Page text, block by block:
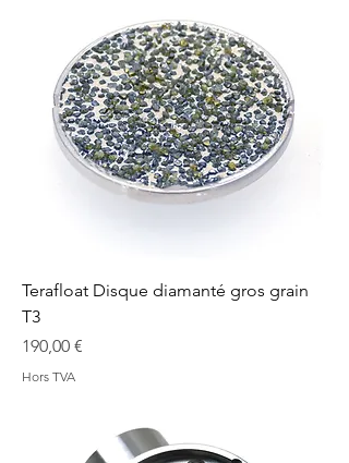
Terafloat Disque diamanté gros grain
T3
Prix
190,00 €
Hors TVA